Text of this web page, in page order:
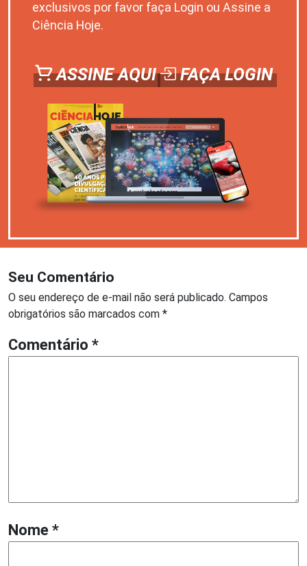
exclusivos por favor faça Login ou Assine a
Ciência Hoje.
ASSINE AQUI FAÇA LOGIN
Seu Comentário
O seu endereço de e-mail não será publicado. Campos
obrigatórios são marcados com *
Comentário *
Nome *